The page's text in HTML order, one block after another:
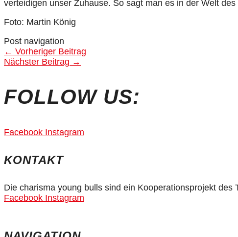
verteidigen unser Zuhause. So sagt man es in der Welt des
Foto: Martin König
Post navigation
← Vorheriger Beitrag
Nächster Beitrag →
FOLLOW US:
Facebook Instagram
KONTAKT
Die charisma young bulls sind ein Kooperationsprojekt
Facebook Instagram